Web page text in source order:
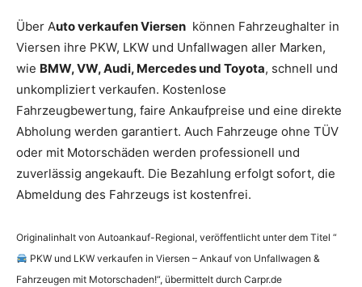
Über Auto verkaufen Viersen können Fahrzeughalter in
Viersen ihre PKW, LKW und Unfallwagen aller Marken,
wie BMW, VW, Audi, Mercedes und Toyota, schnell und
unkompliziert verkaufen. Kostenlose
Fahrzeugbewertung, faire Ankaufpreise und eine direkte
Abholung werden garantiert. Auch Fahrzeuge ohne TÜV
oder mit Motorschäden werden professionell und
zuverlässig angekauft. Die Bezahlung erfolgt sofort, die
Abmeldung des Fahrzeugs ist kostenfrei.
Originalinhalt von Autoankauf-Regional, veröffentlicht unter dem Titel “
PKW und LKW verkaufen in Viersen – Ankauf von Unfallwagen &
Fahrzeugen mit Motorschaden!“, übermittelt durch Carpr.de